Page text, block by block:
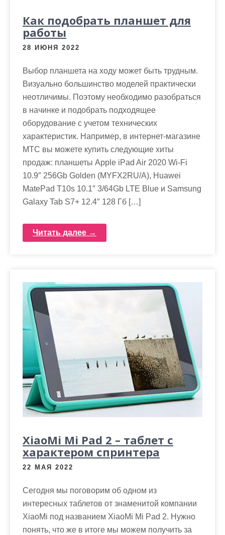
Как подобрать планшет для
работы
28 ИЮНЯ 2022
Выбор планшета на ходу может быть трудным.
Визуально большинство моделей практически
неотличимы. Поэтому необходимо разобраться
в начинке и подобрать подходящее
оборудование с учетом технических
характеристик. Например, в интернет-магазине
МТС вы можете купить следующие хиты
продаж: планшеты Apple iPad Air 2020 Wi-Fi
10.9″ 256Gb Golden (MYFX2RU/A), Huawei
MatePad T10s 10.1″ 3/64Gb LTE Blue и Samsung
Galaxy Tab S7+ 12.4″ 128 Гб […]
Читать далее →
XiaoMi Mi Pad 2 – таблет с
характером спринтера
22 МАЯ 2022
Сегодня мы поговорим об одном из
интересных таблетов от знаменитой компании
XiaoMi под названием XiaoMi Mi Pad 2. Нужно
понять, что же в итоге мы можем получить за